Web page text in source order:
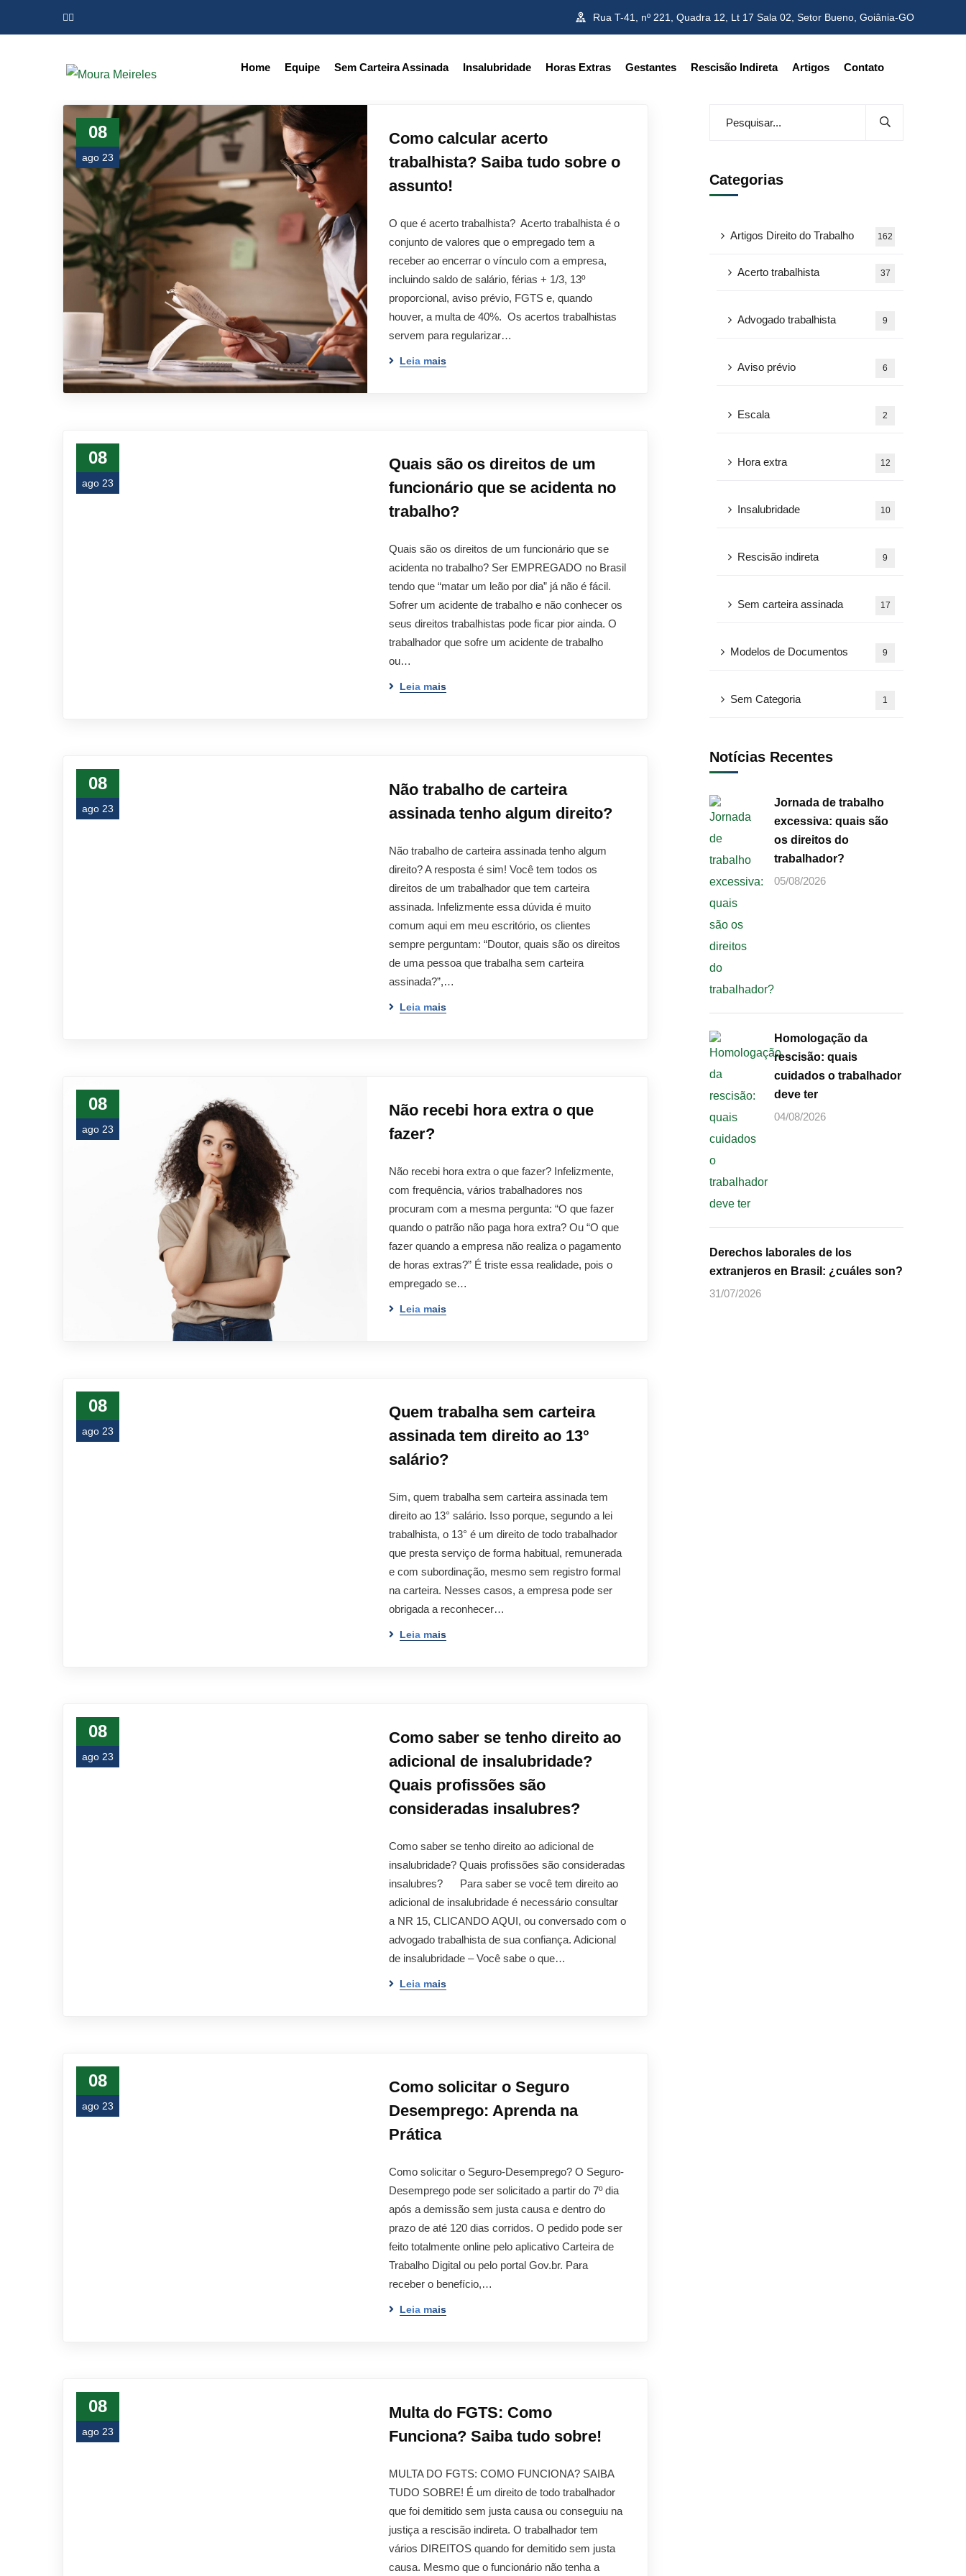
Rua T-41, nº 221, Quadra 12, Lt 17 Sala 02, Setor Bueno, Goiânia-GO
Home Equipe Sem Carteira Assinada Insalubridade Horas Extras Gestantes Rescisão Indireta Artigos Contato
08
ago 23
Como calcular acerto
trabalhista? Saiba tudo sobre o
assunto!
O que é acerto trabalhista? Acerto trabalhista é o
conjunto de valores que o empregado tem a
receber ao encerrar o vínculo com a empresa,
incluindo saldo de salário, férias + 1/3, 13º
proporcional, aviso prévio, FGTS e, quando
houver, a multa de 40%. Os acertos trabalhistas
servem para regularizar…
Leia mais
08
ago 23
Quais são os direitos de um
funcionário que se acidenta no
trabalho?
Quais são os direitos de um funcionário que se
acidenta no trabalho? Ser EMPREGADO no Brasil
tendo que “matar um leão por dia” já não é fácil.
Sofrer um acidente de trabalho e não conhecer os
seus direitos trabalhistas pode ficar pior ainda. O
trabalhador que sofre um acidente de trabalho
ou…
Leia mais
08
ago 23
Não trabalho de carteira
assinada tenho algum direito?
Não trabalho de carteira assinada tenho algum
direito? A resposta é sim! Você tem todos os
direitos de um trabalhador que tem carteira
assinada. Infelizmente essa dúvida é muito
comum aqui em meu escritório, os clientes
sempre perguntam: “Doutor, quais são os direitos
de uma pessoa que trabalha sem carteira
assinada?”,…
Leia mais
08
ago 23
Não recebi hora extra o que
fazer?
Não recebi hora extra o que fazer? Infelizmente,
com frequência, vários trabalhadores nos
procuram com a mesma pergunta: “O que fazer
quando o patrão não paga hora extra? Ou “O que
fazer quando a empresa não realiza o pagamento
de horas extras?” É triste essa realidade, pois o
empregado se…
Leia mais
08
ago 23
Quem trabalha sem carteira
assinada tem direito ao 13°
salário?
Sim, quem trabalha sem carteira assinada tem
direito ao 13° salário. Isso porque, segundo a lei
trabalhista, o 13° é um direito de todo trabalhador
que presta serviço de forma habitual, remunerada
e com subordinação, mesmo sem registro formal
na carteira. Nesses casos, a empresa pode ser
obrigada a reconhecer…
Leia mais
08
ago 23
Como saber se tenho direito ao
adicional de insalubridade?
Quais profissões são
consideradas insalubres?
Como saber se tenho direito ao adicional de
insalubridade? Quais profissões são consideradas
insalubres? Para saber se você tem direito ao
adicional de insalubridade é necessário consultar
a NR 15, CLICANDO AQUI, ou conversado com o
advogado trabalhista de sua confiança. Adicional
de insalubridade – Você sabe o que…
Leia mais
08
ago 23
Como solicitar o Seguro
Desemprego: Aprenda na
Prática
Como solicitar o Seguro-Desemprego? O Seguro-
Desemprego pode ser solicitado a partir do 7º dia
após a demissão sem justa causa e dentro do
prazo de até 120 dias corridos. O pedido pode ser
feito totalmente online pelo aplicativo Carteira de
Trabalho Digital ou pelo portal Gov.br. Para
receber o benefício,…
Leia mais
08
ago 23
Multa do FGTS: Como
Funciona? Saiba tudo sobre!
MULTA DO FGTS: COMO FUNCIONA? SAIBA
TUDO SOBRE! É um direito de todo trabalhador
que foi demitido sem justa causa ou conseguiu na
justiça a rescisão indireta. O trabalhador tem
vários DIREITOS quando for demitido sem justa
causa. Mesmo que o funcionário não tenha a
Categorias
Artigos Direito do Trabalho 162
Acerto trabalhista 37
Advogado trabalhista 9
Aviso prévio 6
Escala 2
Hora extra 12
Insalubridade 10
Rescisão indireta 9
Sem carteira assinada 17
Modelos de Documentos 9
Sem Categoria 1
Notícias Recentes
Jornada de trabalho
excessiva: quais são
os direitos do
trabalhador?
05/08/2026
Homologação da
rescisão: quais
cuidados o trabalhador
deve ter
04/08/2026
Derechos laborales de los
extranjeros en Brasil: ¿cuáles son?
31/07/2026